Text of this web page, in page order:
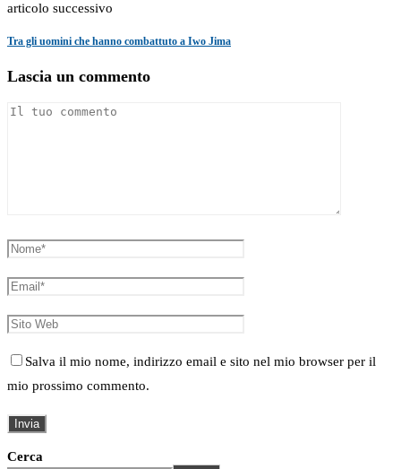
articolo successivo
Tra gli uomini che hanno combattuto a Iwo Jima
Lascia un commento
Salva il mio nome, indirizzo email e sito nel mio browser per il
mio prossimo commento.
Cerca